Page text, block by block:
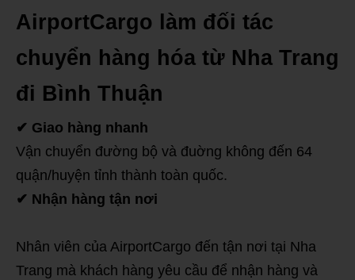
AirportCargo làm đối tác
chuyển hàng hóa từ Nha Trang
đi Bình Thuận
✔ Giao hàng nhanh
Vận chuyển đường bộ và đuờng không đến 64
quận/huyện tỉnh thành toàn quốc.
✔ Nhận hàng tận nơi
Nhân viên của AirportCargo đến tận nơi tại Nha
Trang mà khách hàng yêu cầu để nhận hàng và